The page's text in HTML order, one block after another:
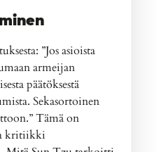
”Jos asioista
armeijan
päätöksestä
Sekasortoinen
Tämä on
kritiikki